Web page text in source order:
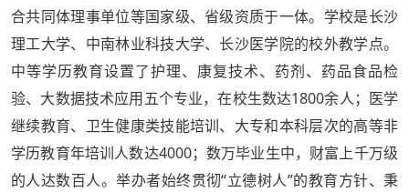
合共同体理事单位等国家级、省级资质于一体。学校是长沙
理工大学、中南林业科技大学、长沙医学院的校外教学点。
中等学历教育设置了护理、康复技术、药剂、药品食品检
验、大数据技术应用五个专业，在校生数达1800余人；医学
继续教育、卫生健康类技能培训、大专和本科层次的高等非
学历教育年培训人数达4000；数万毕业生中，财富上千万级
的人达数百人。举办者始终贯彻“立德树人”的教育方针、秉